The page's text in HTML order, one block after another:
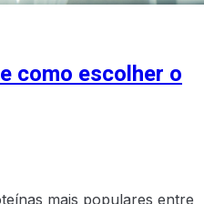
como escolher o
mais populares entre